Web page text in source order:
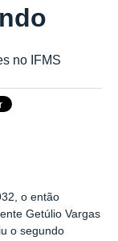
no IFMS
o então
Getúlio Vargas
o segundo